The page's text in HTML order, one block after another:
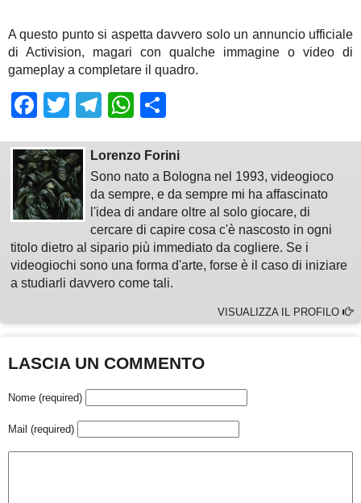
A questo punto si aspetta davvero solo un annuncio ufficiale
di Activision, magari con qualche immagine o video di
gameplay a completare il quadro.
Facebook
TwitterTelegram
WhatsApp
Lorenzo Forini
Sono nato a Bologna nel 1993, videogioco
da sempre, e da sempre mi ha affascinato
l'idea di andare oltre al solo giocare, di
cercare di capire cosa c'è nascosto in ogni
titolo dietro al sipario più immediato da cogliere. Se i
videogiochi sono una forma d'arte, forse è il caso di iniziare
a studiarli davvero come tali.
VISUALIZZA IL PROFILO
LASCIA UN COMMENTO
Nome (required)
Mail (required)